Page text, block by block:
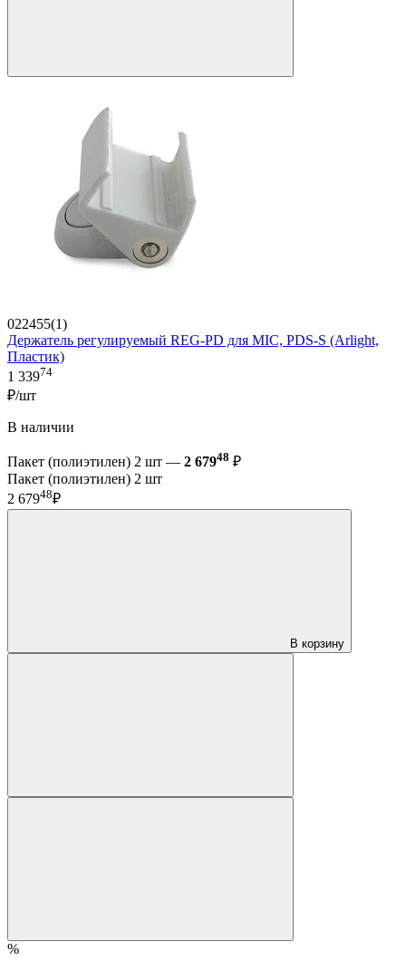
022455(1)
Держатель регулируемый REG-PD для MIC, PDS-S (Arlight,
Пластик)
1 33974
₽/шт
В наличии
Пакет (полиэтилен) 2 шт — 2 67948 ₽
Пакет (полиэтилен) 2 шт
2 67948₽
В корзину
%